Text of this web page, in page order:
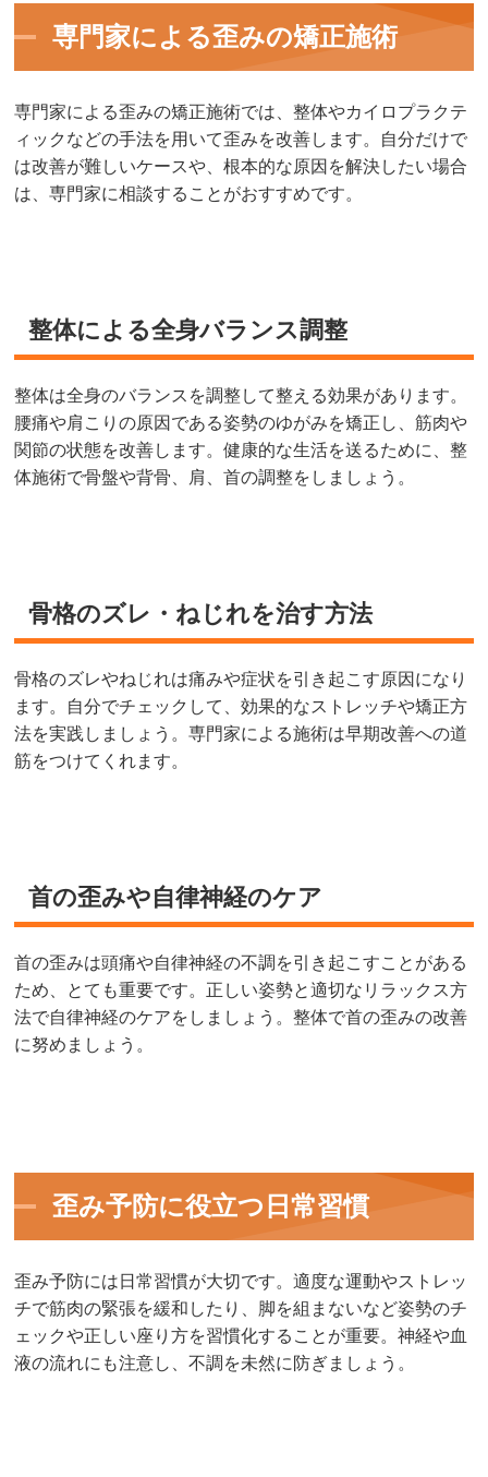
専門家による歪みの矯正施術
専門家による歪みの矯正施術では、整体やカイロプラクテ
ィックなどの手法を用いて歪みを改善します。自分だけで
は改善が難しいケースや、根本的な原因を解決したい場合
は、専門家に相談することがおすすめです。
整体による全身バランス調整
整体は全身のバランスを調整して整える効果があります。
腰痛や肩こりの原因である姿勢のゆがみを矯正し、筋肉や
関節の状態を改善します。健康的な生活を送るために、整
体施術で骨盤や背骨、肩、首の調整をしましょう。
骨格のズレ・ねじれを治す方法
骨格のズレやねじれは痛みや症状を引き起こす原因になり
ます。自分でチェックして、効果的なストレッチや矯正方
法を実践しましょう。専門家による施術は早期改善への道
筋をつけてくれます。
首の歪みや自律神経のケア
首の歪みは頭痛や自律神経の不調を引き起こすことがある
ため、とても重要です。正しい姿勢と適切なリラックス方
法で自律神経のケアをしましょう。整体で首の歪みの改善
に努めましょう。
歪み予防に役立つ日常習慣
歪み予防には日常習慣が大切です。適度な運動やストレッ
チで筋肉の緊張を緩和したり、脚を組まないなど姿勢のチ
ェックや正しい座り方を習慣化することが重要。神経や血
液の流れにも注意し、不調を未然に防ぎましょう。